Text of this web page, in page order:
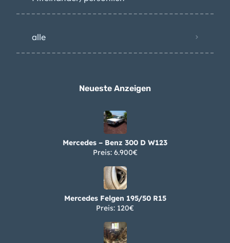
alle
Neueste Anzeigen
Mercedes – Benz 300 D W123
Preis: 6.900€
Mercedes Felgen 195/50 R15
Preis: 120€